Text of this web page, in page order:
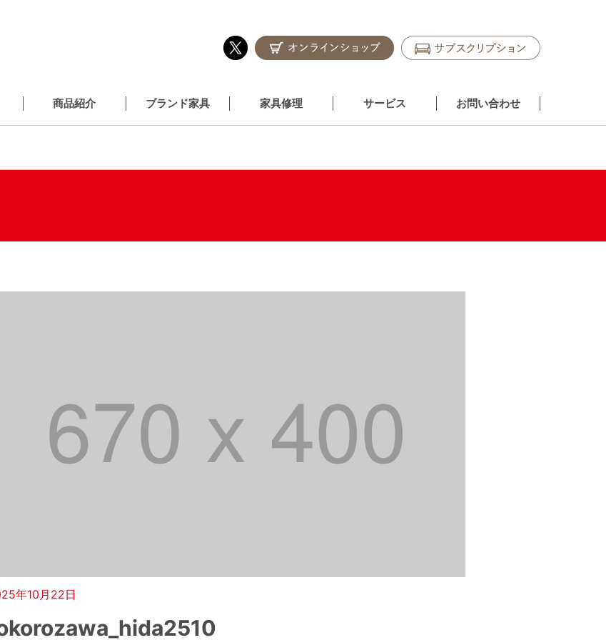
商品紹介 ブランド家具 家具修理 サービス お問い合わせ
年10月22日